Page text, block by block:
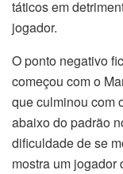
táticos em
jogador.
O ponto negativo
começou com o
que culminou com
abaixo do padrão
dificuldade de se
mostra um jogador